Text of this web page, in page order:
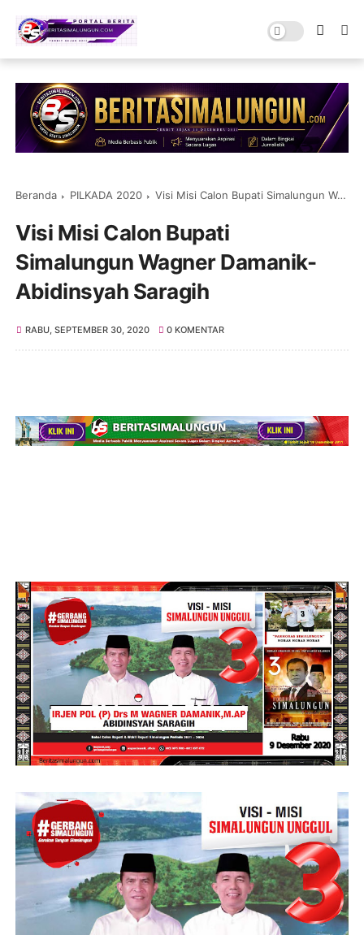
Beranda PILKADA 2020 Visi Misi Calon Bupati Simalungun Wagner Damanik-Abidinsyah Saragih
Visi Misi Calon Bupati
Simalungun Wagner Damanik-
Abidinsyah Saragih
RABU, SEPTEMBER 30, 2020 0 KOMENTAR